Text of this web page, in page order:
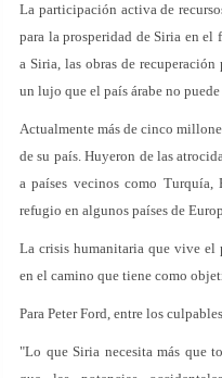
La participación activa de
para la prosperidad de Siria en el
a Siria, las obras de recuperación
un lujo que el país árabe no
Actualmente más de cinco
de su país. Huyeron de las
a países vecinos como
refugio en algunos países de
La crisis humanitaria que vive el
en el camino que tiene como
Para Peter Ford, entre los
"Lo que Siria necesita más que